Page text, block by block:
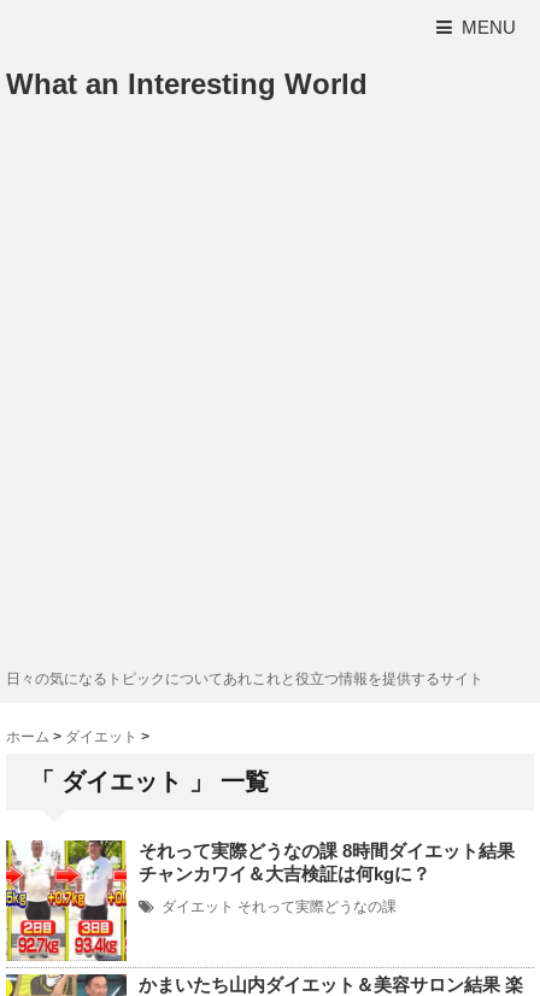
MENU
What an Interesting World
日々の気になるトピックについてあれこれと役立つ情報を提供するサイト
ホーム > ダイエット >
「 ダイエット 」 一覧
それって実際どうなの課 8時間ダイエット結果
チャンカワイ＆大吉検証は何kgに？
ダイエット それって実際どうなの課
かまいたち山内ダイエット＆美容サロン結果 楽